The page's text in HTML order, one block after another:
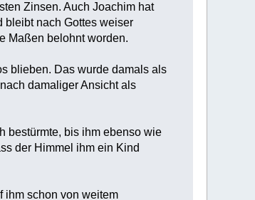
Zinsen. Auch Joachim hat
bleibt nach Gottes weiser
Maßen belohnt worden.
blieben. Das wurde damals als
damaliger Ansicht als
bestürmte, bis ihm ebenso wie
der Himmel ihm ein Kind
ihm schon von weitem